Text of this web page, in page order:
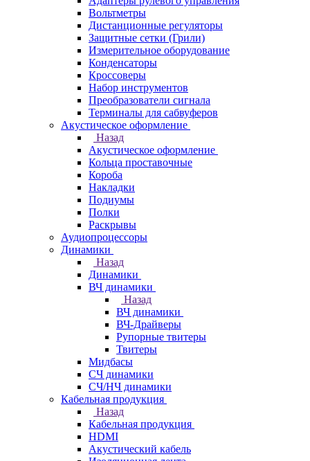
Вольтметры
Дистанционные регуляторы
Защитные сетки (Грили)
Измерительное оборудование
Конденсаторы
Кроссоверы
Набор инструментов
Преобразователи сигнала
Терминалы для сабвуферов
Акустическое оформление
Назад
Акустическое оформление
Кольца проставочные
Короба
Накладки
Подиумы
Полки
Раскрывы
Аудиопроцессоры
Динамики
Назад
Динамики
ВЧ динамики
Назад
ВЧ динамики
ВЧ-Драйверы
Рупорные твитеры
Твитеры
Мидбасы
СЧ динамики
СЧ/НЧ динамики
Кабельная продукция
Назад
Кабельная продукция
HDMI
Акустический кабель